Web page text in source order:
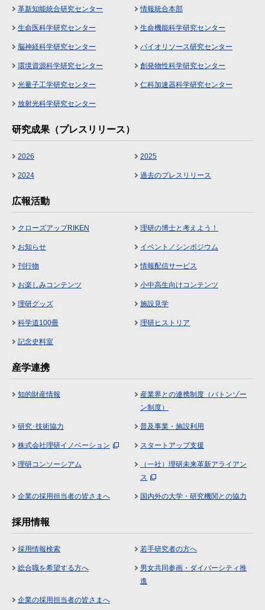
革新知能統合研究センター 情報統合本部
生命医科学研究センター 生命機能科学研究センター
脳神経科学研究センター バイオリソース研究センター
環境資源科学研究センター 創発物性科学研究センター
光量子工学研究センター 仁科加速器科学研究センター
放射光科学研究センター
研究成果（プレスリリース）
2026 2025
2024 過去のプレスリリース
広報活動
クローズアップRIKEN 理研の博士と考えよう！
お知らせ イベント／シンポジウム
刊行物 情報配信サービス
お楽しみコンテンツ 小中高生向けコンテンツ
理研グッズ 施設見学
科学道100冊 理研ヒストリア
記念史料室
産学連携
知的財産情報
産業界との連携制度（バトンゾー
ン制度）
研究･技術協力 普及事業・施設利用
株式会社理研イノベーション スタートアップ支援
理研コンソーシアム
（一社）理研未来革新アライアン
ス
企業の採用担当者の皆さまへ 国内外の大学・研究機関との協力
採用情報
採用情報検索 若手研究者の方へ
総合職を希望する方へ
男女共同参画・ダイバーシティ推
進
企業の採用担当者の皆さまへ